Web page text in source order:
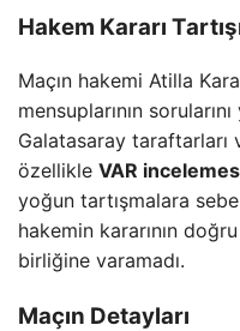
Hakem Kararı
Maçın hakemi Atilla
mensuplarının
Galatasaray taraftarları
özellikle VAR
yoğun tartışmalara
hakemin kararının
birliğine varamadı.
Maçın Detayları